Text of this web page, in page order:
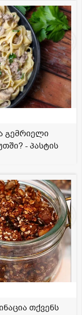
გემრიელი
- პასტის
თქვენს